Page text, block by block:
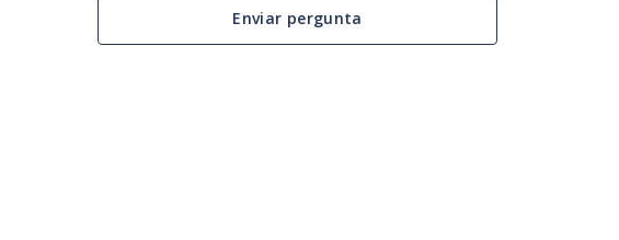
Enviar pergunta